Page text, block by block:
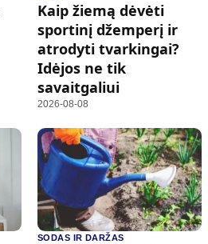
Kaip žiemą dėvėti
sportinį džemperį ir
atrodyti tvarkingai?
Idėjos ne tik
savaitgaliui
2026-08-08
SODAS IR DARŽAS